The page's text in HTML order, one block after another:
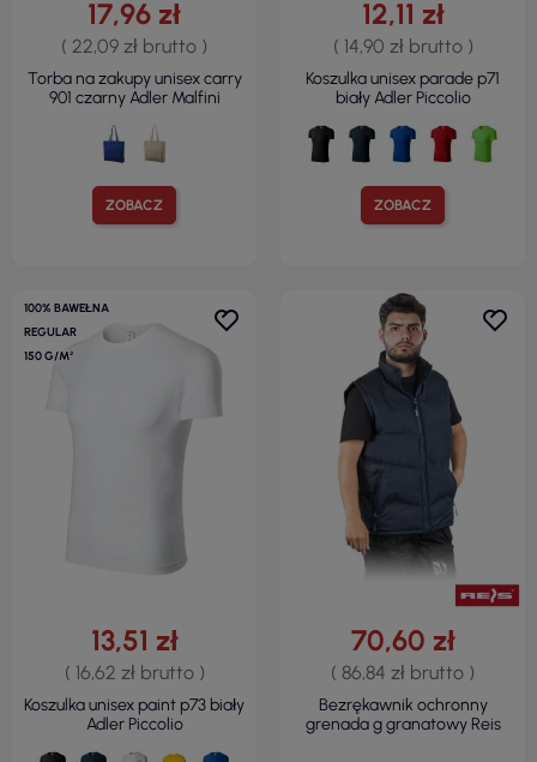
ZOBACZ
17,96 zł
( 22,09 zł brutto )
Torba na zakupy unisex carry
901 czarny Adler Malfini
ZOBACZ
12,11 zł
( 14,90 zł brutto )
Koszulka unisex parade p71
biały Adler Piccolio
100% BAWEŁNA
REGULAR
150 G/M²
13,51 zł
( 16,62 zł brutto )
Koszulka unisex paint p73 biały
Adler Piccolio
70,60 zł
( 86,84 zł brutto )
Bezrękawnik ochronny
grenada g granatowy Reis